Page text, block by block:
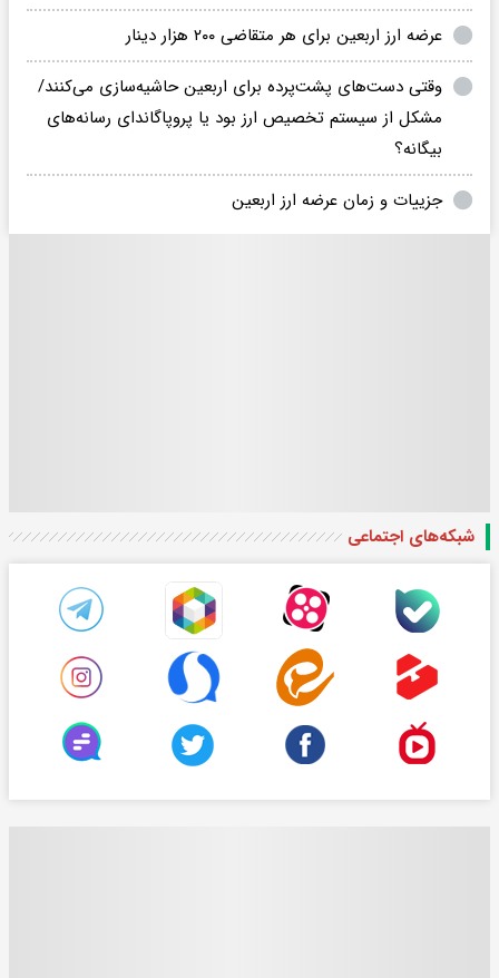
عرضه ارز اربعین برای هر متقاضی ۲۰۰ هزار دینار
وقتی دست‌های پشت‌پرده برای اربعین حاشیه‌سازی می‌کنند/
مشکل از سیستم تخصیص ارز بود یا پروپاگاندای رسانه‌های
بیگانه؟
جزییات و زمان عرضه ارز اربعین
شبکه‌های اجتماعی